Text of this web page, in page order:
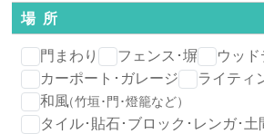
場 所
門まわり
フェンス･塀
ウッ
カーポート･ガレージ
ライティ
和風（竹垣･門･燈籠など）
タイル･貼石･ブロック･レンガ･